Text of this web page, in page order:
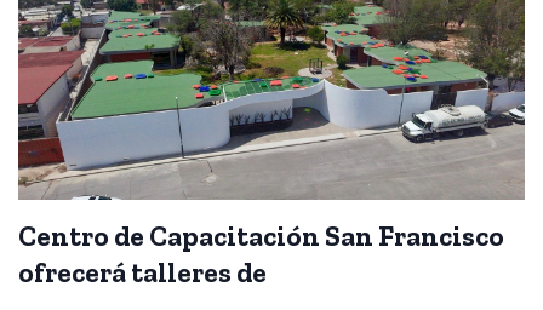
Centro de Capacitación San Francisco
ofrecerá talleres de